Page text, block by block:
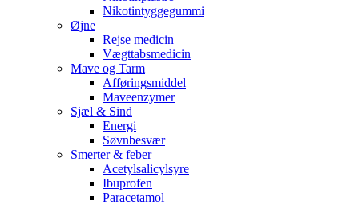
Nikotintyggegummi
Øjne
Rejse medicin
Vægttabsmedicin
Mave og Tarm
Afføringsmiddel
Maveenzymer
Sjæl & Sind
Energi
Søvnbesvær
Smerter & feber
Acetylsalicylsyre
Ibuprofen
Paracetamol